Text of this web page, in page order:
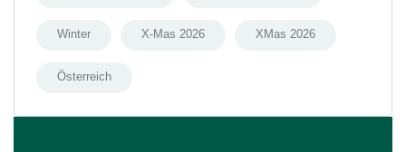
Winter X-Mas 2026 XMas 2026
Österreich